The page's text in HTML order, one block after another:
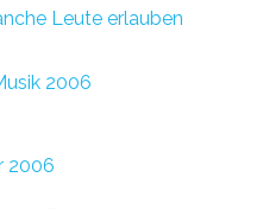
Leute erlauben
2006
2006